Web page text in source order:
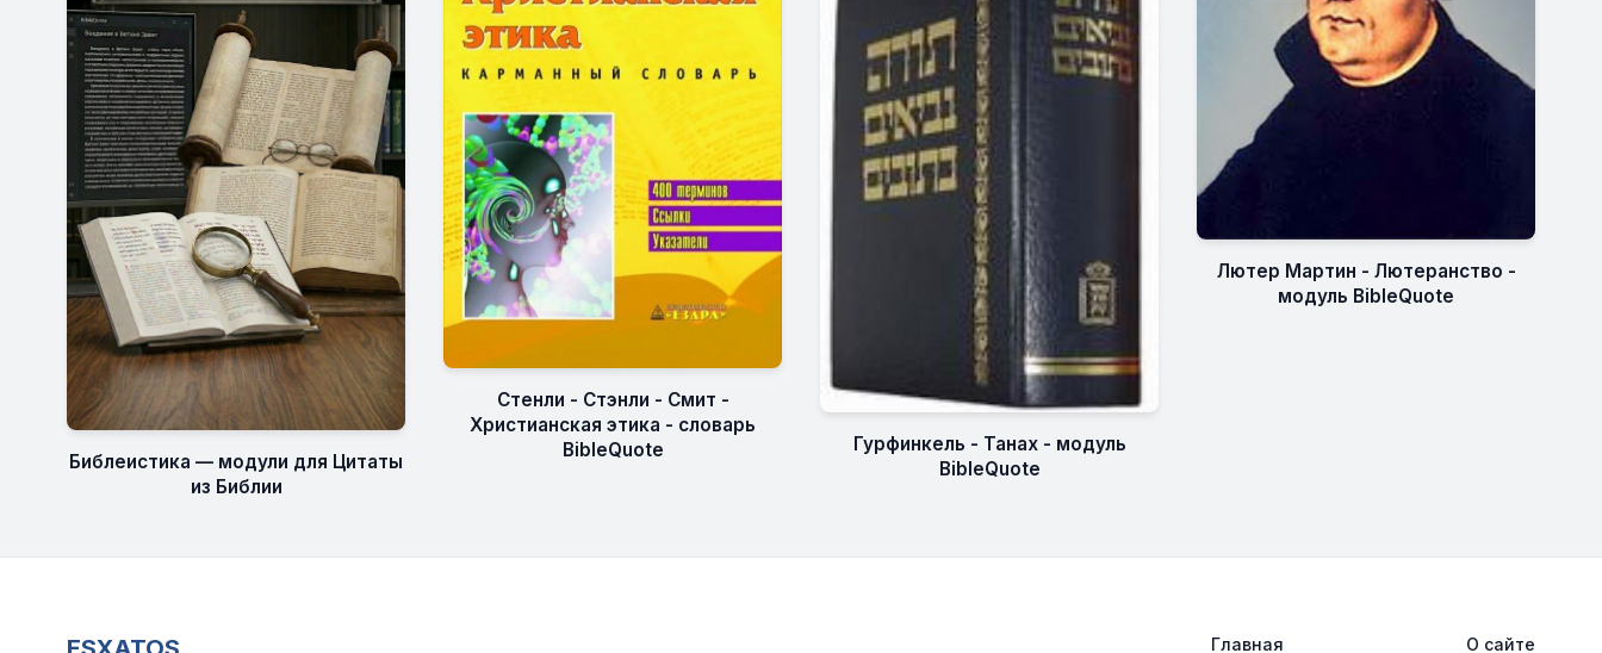
Библеистика — модули для Цитаты
из Библии
Стенли - Стэнли - Смит -
Христианская этика - словарь
BibleQuote
Гурфинкель - Танах - модуль
BibleQuote
Лютер Мартин - Лютеранство -
модуль BibleQuote
Главная О сайте